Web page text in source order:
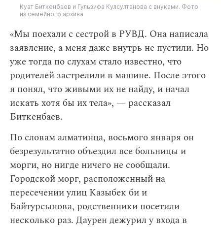
Куат Биткенбаев и Гульзифа Кулсултанова с внуками. Фото
из семейного архива
«Мы поехали с сестрой в РУВД. Она написала
заявление, а меня даже внутрь не пустили. Но
уже тогда по слухам стало известно, что
родителей застрелили в машине. После этого
я понял, что живыми их не найду, и начал
искать хотя бы их тела», — рассказал
Биткенбаев.
По словам алматинца, восьмого января он
безрезультатно объездил все больницы и
морги, но нигде ничего не сообщали.
Городской морг, расположенный на
пересечении улиц Казыбек би и
Байтурсынова, родственники посетили
несколько раз. Даурен дежурил у входа в